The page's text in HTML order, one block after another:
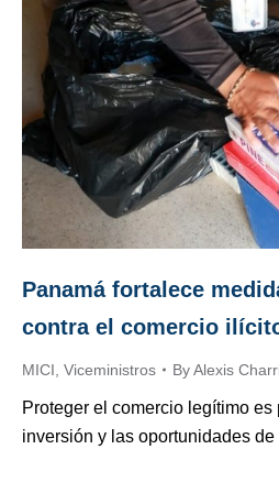
Panamá fortalece
contra el comercio
MICI, Viceministros ByAlexis
Proteger el comercio legítimo
inversión y las oportunidades